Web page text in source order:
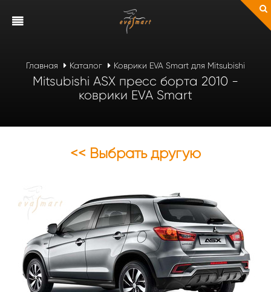
Главная Каталог Коврики EVA Smart для Mitsubishi
Mitsubishi ASX пресс борта 2010 -
коврики EVA Smart
<< Выбрать другую